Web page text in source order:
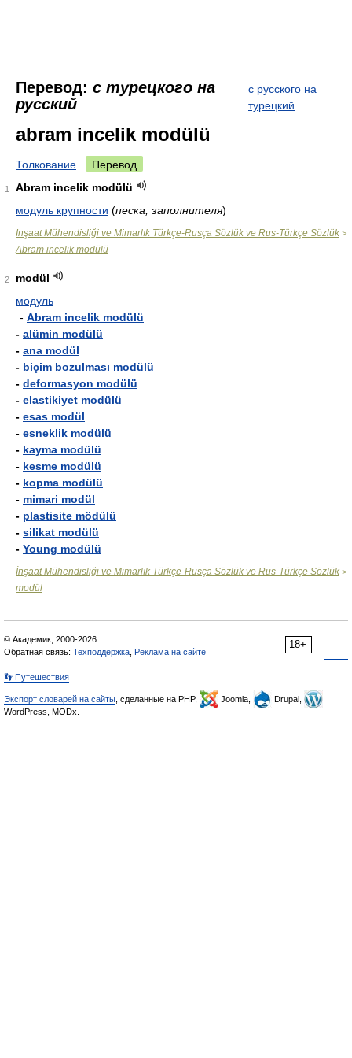
Перевод: с турецкого на
русский
с русского на
турецкий
abram incelik modülü
Толкование Перевод
1
Abram incelik modülü
модуль крупности (песка, заполнителя)
İnşaat Mühendisliği ve Mimarlık Türkçe-Rusça Sözlük ve Rus-Türkçe Sözlük >
Abram incelik modülü
2
modül
модуль
- Abram incelik modülü
- alümin modülü
- ana modül
- biçim bozulması modülü
- deformasyon modülü
- elastikiyet modülü
- esas modül
- esneklik modülü
- kayma modülü
- kesme modülü
- kopma modülü
- mimari modül
- plastisite mödülü
- silikat modülü
- Young modülü
İnşaat Mühendisliği ve Mimarlık Türkçe-Rusça Sözlük ve Rus-Türkçe Sözlük >
modül
18+
© Академик, 2000-2026
Обратная связь: Техподдержка Реклама на сайте
👣 Путешествия
Экспорт словарей на сайты , сделанные на PHP, Joomla,
Drupal,
WordPress, MODx.